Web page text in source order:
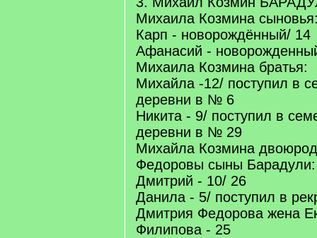
Михаила Козмина
Карп - новорождённый/ 14
Афанасий -
Михаила Козмина братья:
Михайла -12/ поступил в
деревни в № 6
Никита - 9/ поступил в
деревни в № 29
Михайла Козмина
Федоровы сыны Барадули:
Дмитрий - 10/ 26
Данила - 5/ поступил в
Дмитрия Федорова жена
Филипова - 25